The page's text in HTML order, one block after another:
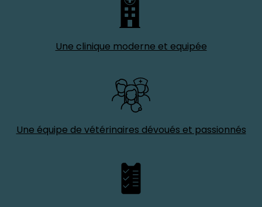
Une clinique moderne et equipée
Une équipe de vétérinaires dévoués et passionnés